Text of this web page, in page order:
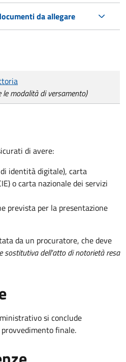
da allegare
modalità di versamento)
di avere:
identità digitale), carta
o carta nazionale dei servizi
prevista per la presentazione
da un procuratore, che deve
sostitutiva dell'atto di notorietà resa
si conclude
finale.